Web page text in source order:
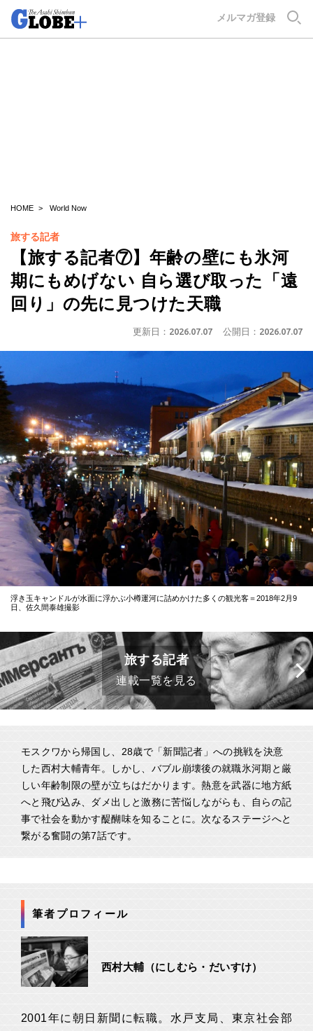
メルマガ登録
HOME World Now
旅する記者
【旅する記者⑦】年齢の壁にも氷河
期にもめげない 自ら選び取った「遠
回り」の先に見つけた天職
更新日： 2026.07.07 公開日： 2026.07.07
浮き玉キャンドルが水面に浮かぶ小樽運河に詰めかけた多くの観光客＝2018年2月9
日、佐久間泰雄撮影
旅する記者
連載一覧を見る
モスクワから帰国し、28歳で「新聞記者」への挑戦を決意
した西村大輔青年。しかし、バブル崩壊後の就職氷河期と厳
しい年齢制限の壁が立ちはだかります。熱意を武器に地方紙
へと飛び込み、ダメ出しと激務に苦悩しながらも、自らの記
事で社会を動かす醍醐味を知ることに。次なるステージへと
繋がる奮闘の第7話です。
筆者プロフィール
西村大輔（にしむら・だいすけ）
2001年に朝日新聞に転職。水戸支局、東京社会部